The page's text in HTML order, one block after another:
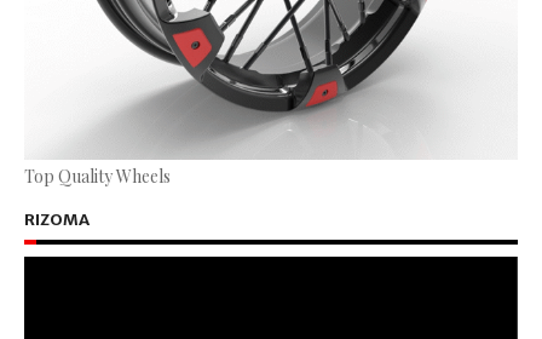
Top Quality Wheels
RIZOMA